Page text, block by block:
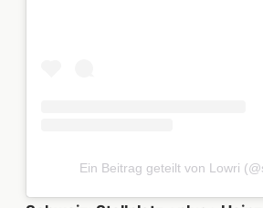
Ein Beitrag geteilt von Lowri